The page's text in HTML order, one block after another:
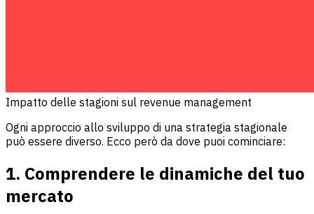
Impatto delle stagioni sul revenue management
Ogni approccio allo sviluppo di una strategia stagionale
può essere diverso. Ecco però da dove puoi cominciare:
1. Comprendere le dinamiche del tuo
mercato